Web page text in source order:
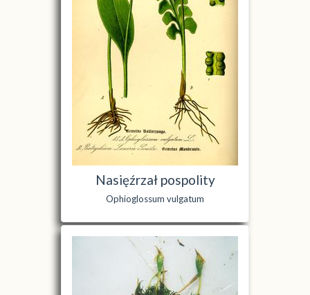
Nasięźrzał pospolity
Ophioglossum vulgatum